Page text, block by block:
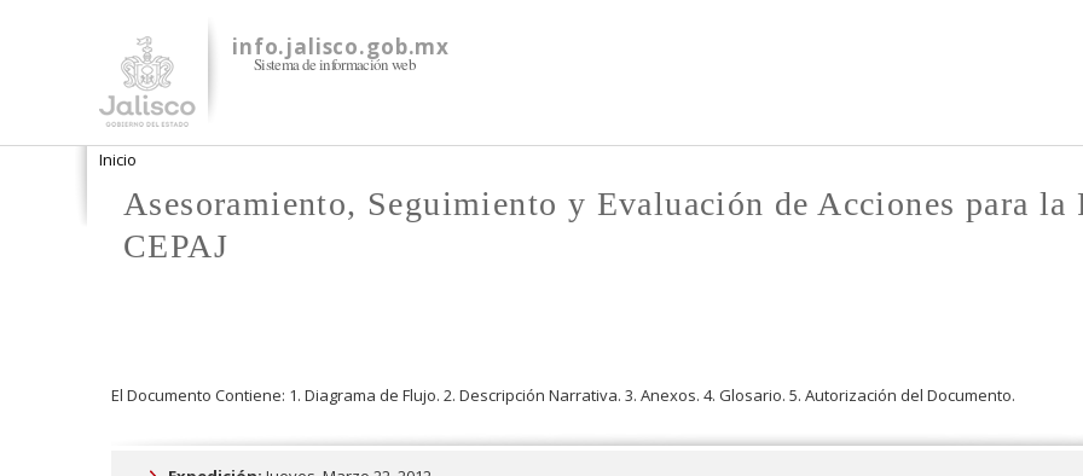
info.jalisco.gob.mx
Sistema de información web
Se encuentra usted aquí
Inicio
Asesoramiento, Seguimiento y Evaluación de Acciones para la
CEPAJ
El Documento Contiene: 1. Diagrama de Flujo. 2. Descripción Narrativa. 3. Anexos. 4. Glosario. 5. Autorización del Documento.